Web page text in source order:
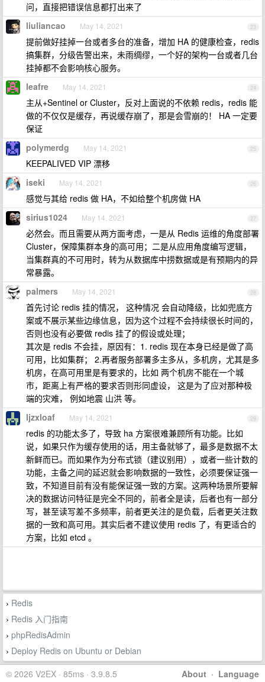
问，直接把错误信息都打出来了
23
liuliancao May 14, 2021
提前做好挂掉一台或者多台的准备，增加 HA 的健康检查，redis
搞集群，分级告警出来，未雨绸缪，一个好的架构一台或者几台
挂掉都不会影响核心服务。
24
leafre May 14, 2021
主从+Sentinel or Cluster，反对上面说的不依赖 redis，redis 能
做的不仅仅是缓存，再说缓存崩了，那是会雪崩的！ HA 一定要
保证
25
polymerdg May 14, 2021
KEEPALIVED VIP 漂移
26
iseki May 14, 2021
感觉与其给 redis 做 HA，不如给整个机房做 HA
27
sirius1024 May 14, 2021
必然会。而且需要从两方面考虑，一是从 Redis 运维的角度部署
Cluster，保障集群本身的高可用；二是从应用角度编写逻辑，
当集群真的不可用时，转为从数据库中捞数据或是有预期内的异
常暴露。
28
palmers May 14, 2021
首先讨论 redis 挂的情况， 这种情况 会自动降级，比如兜底方
案或不展示某些边缘信息，因为这个过程不会持续很长时间的，
否则也没有必要做 redis 挂了的假设或处理；
其次是 redis 不会挂，原因有：1. redis 现在本身已经是做了高
可用，比如集群； 2.再者服务部署多主多从，多机房，尤其是多
机房，在高可用里是有要求的，比如 两个机房不能在一个城
市，距离上有严格的要求否则形同虚设， 这是为了应对那种极
端的灾难， 例如地震 山洪 等。
29
ljzxloaf May 14, 2021
redis 的功能太多了，导致 ha 方案很难兼顾所有功能。比如
说，如果只作为缓存使用的话，用主备就够了，最多是数据不太
新鲜而已。而如果作为分布式锁（建议别用），或者一些计数的
功能，主备之间的延迟就会影响数据的一致性，必须要保证强一
致，不知道目前有没有能保证强一致的方案。这两种场景所要解
决的数据访问特征是完全不同的，前者全是读，后者也有一部分
写，甚至读写差不多频率，前者更关注的是负载，后者更关注数
据的一致和高可用。其实后者不建议使用 redis 了，有更适合的
方案，比如 etcd 。
› Redis
› Redis 入门指南
› phpRedisAdmin
› Deploy Redis on Ubuntu or Debian
About · Language
© 2026 V2EX · 85ms · 3.9.8.5